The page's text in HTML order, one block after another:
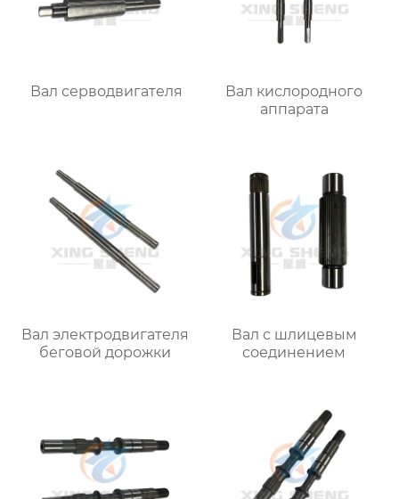
Вал серводвигателя
Вал кислородного
аппарата
Вал электродвигателя
беговой дорожки
Вал с шлицевым
соединением